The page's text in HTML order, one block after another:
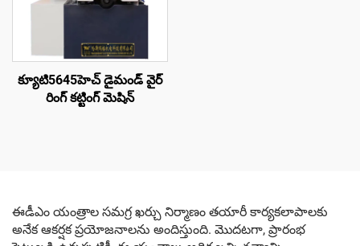
క్యూటి5645హెచ్ డైమండ్ వైర్
రింగ్ కట్టింగ్ మెషిన్
ఈడీఎం యంత్రాల సమగ్ర ఖర్చు నిర్మాణం తయారీ కార్యకలాపాలకు
అనేక ఆకర్షక ప్రయోజనాలను అందిస్తుంది. మొదటగా, ప్రారంభ